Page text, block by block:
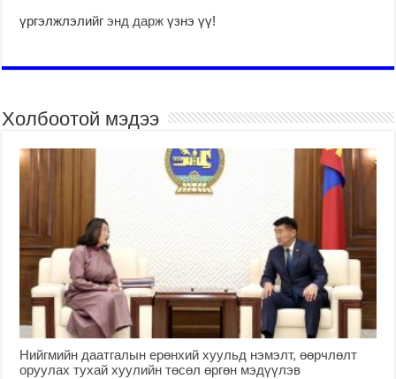
үргэлжлэлийгэнд дарж үзнэ үү!
Холбоотой мэдээ
Нийгмийн даатгалын ерөнхий хуульд нэмэлт, өөрчлөлт
оруулах тухай хуулийн төсөл өргөн мэдүүлэв